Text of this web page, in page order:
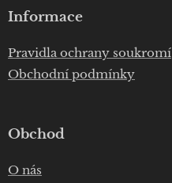
Informace
Pravidla ochrany soukromí
Obchodní podmínky
Obchod
O nás